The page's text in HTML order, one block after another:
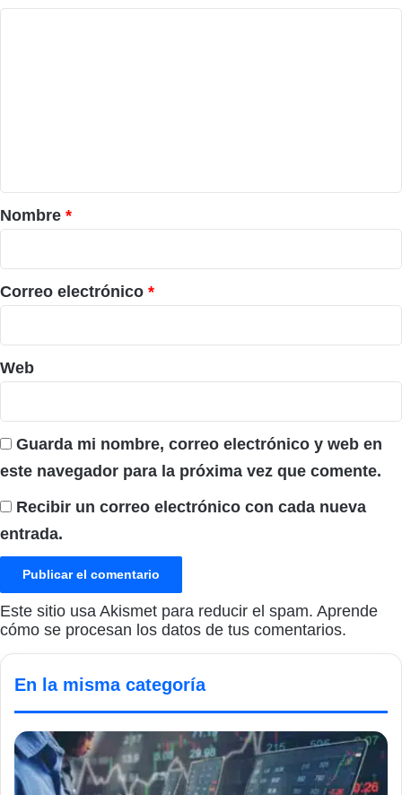
r
i
o
*
Nombre *
Correo electrónico *
Web
Guarda mi nombre, correo electrónico y web en
este navegador para la próxima vez que comente.
Recibir un correo electrónico con cada nueva
entrada.
Este sitio usa Akismet para reducir el spam. Aprende
cómo se procesan los datos de tus comentarios.
En la misma categoría